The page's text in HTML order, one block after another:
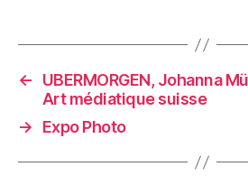
←
UBERMORGEN, Johanna
Art médiatique suisse
→
Expo Photo